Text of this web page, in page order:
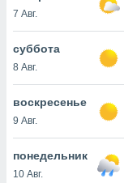
действия
рекламу
нашей
7 Авг.
суббота
8 Авг.
воскресенье
9 Авг.
понедельник
10 Авг.